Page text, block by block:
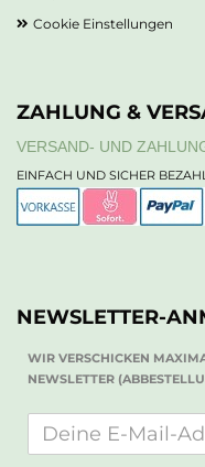
Cookie Einstellungen
ZAHLUNG &
VERSAND- UND
EINFACH UND SICHER
NEWSLETTER-
WIR VERSCHICKEN
NEWSLETTER